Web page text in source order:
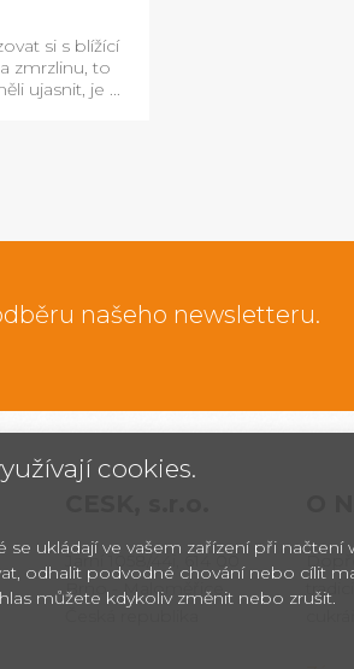
si s blížící
zmrzlinu, to
ujasnit, je ...
našeho newsletteru.
Jarní 1058/44i, 614 00
Brno - Maloměřice
cookies.
se ukládají ve vašem zařízení při
odhalit podvodné chování nebo cílit
můžete kdykoliv změnit nebo zrušit.